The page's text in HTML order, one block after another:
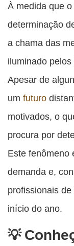
À medida que
determinação
a chama das
iluminado
Apesar de
um futuro
motivados, o
procura por
Este fenômeno
demanda e,
profissionais
início do ano.